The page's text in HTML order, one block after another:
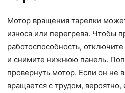
Мотор вращения тарелки
износа или перегрева. Чтобы
работоспособность,
и снимите нижнюю панель.
провернуть мотор. Если он не
вращается с трудом,